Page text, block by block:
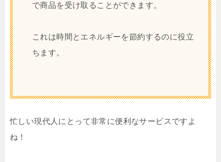
で商品を受け取ることができます。
これは時間とエネルギーを節約するのに役立
ちます。
忙しい現代人にとって非常に便利なサービスですよ
ね！